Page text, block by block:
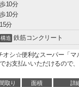
10分
10分
分
構造 鉄筋コンクリート
オシ☆便利なスーパー「マ
お支払いいただけるので
間取り 面積 詳